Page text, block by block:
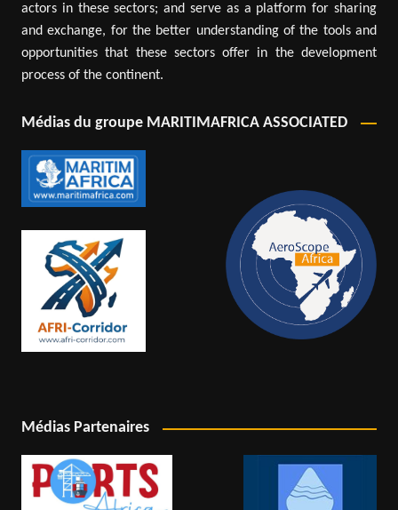
actors in these sectors; and serve as a platform for sharing
and exchange, for the better understanding of the tools and
opportunities that these sectors offer in the development
process of the continent.
Médias du groupe MARITIMAFRICA ASSOCIATED
Médias Partenaires